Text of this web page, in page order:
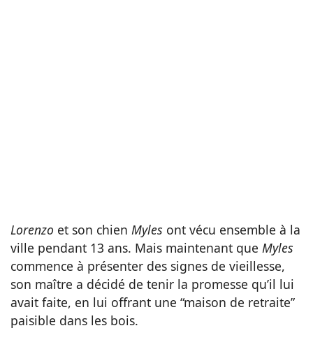
Lorenzo et son chien Myles ont vécu ensemble à la
ville pendant 13 ans. Mais maintenant que Myles
commence à présenter des signes de vieillesse,
son maître a décidé de tenir la promesse qu’il lui
avait faite, en lui offrant une “maison de retraite”
paisible dans les bois.